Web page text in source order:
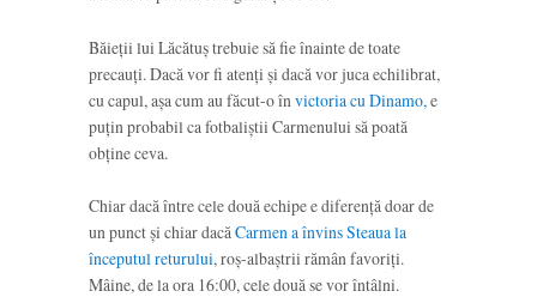
Băieții lui Lăcătuș trebuie să fie înainte de toate
precauți. Dacă vor fi atenți și dacă vor juca echilibrat,
cu capul, așa cum au făcut-o în victoria cu Dinamo, e
puțin probabil ca fotbaliștii Carmenului să poată
obține ceva.
Chiar dacă între cele două echipe e diferență doar de
un punct și chiar dacăCarmen a învins Steaua la
începutul returului, roș-albaștrii rămân favoriți.
Mâine, de la ora 16:00, cele două se vor întâlni.